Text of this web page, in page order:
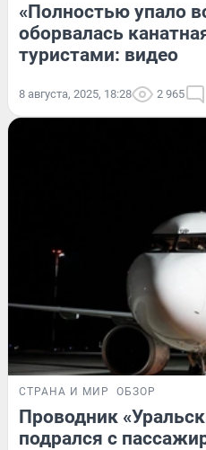
«Полностью упало
оборвалась
туристами: видео
8 августа, 2025, 18:28 2 965
СТРАНА И МИР ОБЗОР
Проводник
подрался с